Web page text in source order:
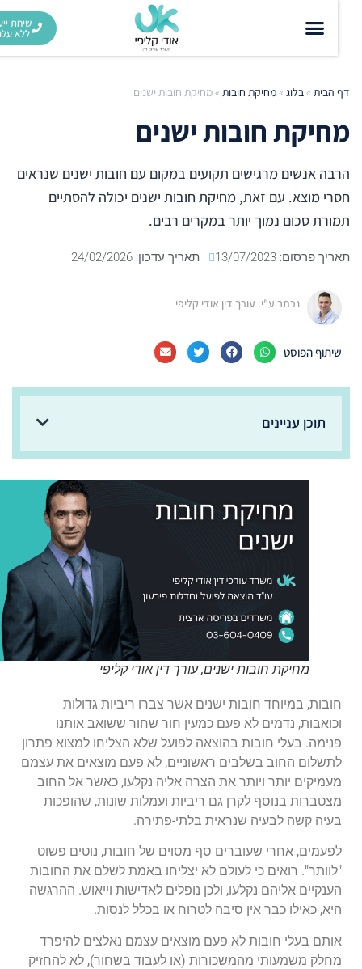
שיחת ייעוץ
ללא עלות
דף הבית»בלוג»מחיקת חובות»מחיקת חובות ישנים
מחיקת חובות ישנים
הרבה אנשים מרגישים תקועים במקום עם חובות ישנים שנראים
חסרי מוצא. עם זאת, מחיקת חובות ישנים יכולה להסתיים
תמורת סכום נמוך יותר במקרים רבים.
תאריך פרסום: 13/07/2023 תאריך עדכון: 24/02/2026
נכתב ע"י: עורך דין אודי קליפי
שיתוף הפוסט
תוכן עניינים
מחיקת חובות ישנים, עורך דין אודי קליפי
חובות, במיוחד חובות ישנים אשר צברו ריביות גדולות
וכואבות, נדמים לא פעם כמעין חור שחור ששואב אותנו
פנימה. בעלי חובות בהוצאה לפועל שלא הצליחו למצוא פתרון
לתשלום החוב בשלבים ראשוניים, לא פעם מוצאים את עצמם
מעמיקים יותר ויותר את הצרה אליה נקלעו, כאשר אל החוב
מצטברות בנוסף לקרן גם ריביות ועמלות שונות, שהופכות
בעיה קשה לבעיה שנראית בלתי-פתירה.
לפעמים, אחרי שעוברים סף מסוים של חובות, נוטים פשוט
"לוותר". רואים כי לעולם לא יצליחו באמת לשלם את החובות
הענקיים אליהם נקלעו, ולכן נופלים לאדישות וייאוש. ההרגשה
היא, כאילו כבר אין סיבה לטרוח או בכלל לנסות.
אותם בעלי חובות לא פעם מוצאים עצמם נאלצים להיפרד
מחלק משמעותי מהמשכורות (או לעבוד בשחור), לא להחזיק